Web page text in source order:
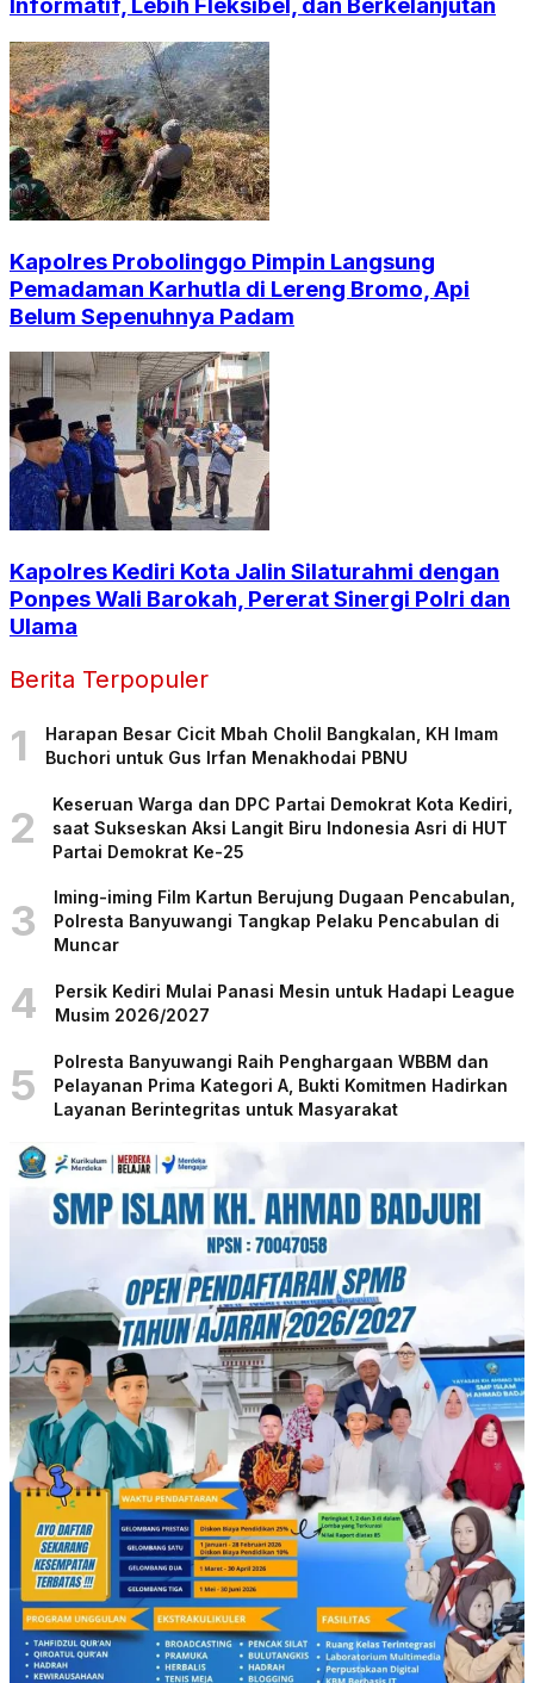
Informatif, Lebih Fleksibel, dan Berkelanjutan
Kapolres Probolinggo Pimpin Langsung
Pemadaman Karhutla di Lereng Bromo, Api
Belum Sepenuhnya Padam
Kapolres Kediri Kota Jalin Silaturahmi dengan
Ponpes Wali Barokah, Pererat Sinergi Polri dan
Ulama
Berita Terpopuler
1
Harapan Besar Cicit Mbah Cholil Bangkalan, KH Imam
Buchori untuk Gus Irfan Menakhodai PBNU
2
Keseruan Warga dan DPC Partai Demokrat Kota Kediri,
saat Sukseskan Aksi Langit Biru Indonesia Asri di HUT
Partai Demokrat Ke-25
3
Iming-iming Film Kartun Berujung Dugaan Pencabulan,
Polresta Banyuwangi Tangkap Pelaku Pencabulan di
Muncar
4
Persik Kediri Mulai Panasi Mesin untuk Hadapi League
Musim 2026/2027
5
Polresta Banyuwangi Raih Penghargaan WBBM dan
Pelayanan Prima Kategori A, Bukti Komitmen Hadirkan
Layanan Berintegritas untuk Masyarakat